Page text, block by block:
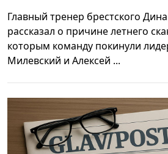
Главный тренер брестского
рассказал о причине летнего
которым команду покинули
Милевский и Алексей ...